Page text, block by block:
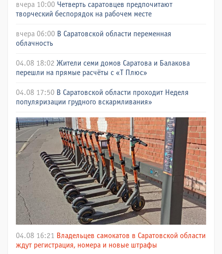
вчера 10:00 Четверть саратовцев предпочитают
творческий беспорядок на рабочем месте
вчера 06:00 В Саратовской области переменная
облачность
04.08 18:02 Жители семи домов Саратова и Балакова
перешли на прямые расчёты с «Т Плюс»
04.08 17:50 В Саратовской области проходит Неделя
популяризации грудного вскармливания»
04.08 16:21 Владельцев самокатов в Саратовской области
ждут регистрация, номера и новые штрафы